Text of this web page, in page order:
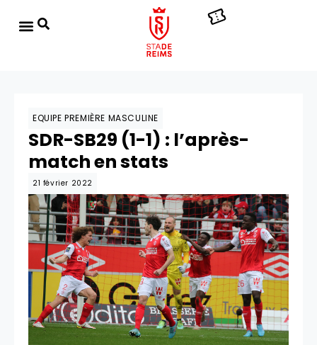
EQUIPE PREMIÈRE MASCULINE
SDR-SB29 (1-1) : l’après-
match en stats
21 février 2022